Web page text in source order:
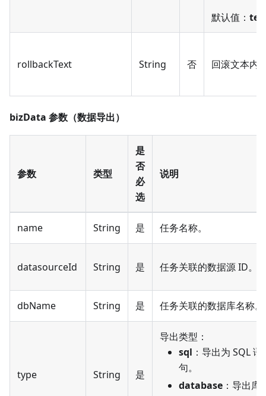
默认值：
rollbackText String 否 回滚文本内
bizData 参数（数据导出）
参数 类型
是
否
必
选
说明
name String 是 任务名称。
datasourceId String 是 任务关联的数据源 ID。
dbName String 是 任务关联的数据库名称。
type String 是
导出类型：
sql ：导出为 SQL 语
句。
database ：导出库